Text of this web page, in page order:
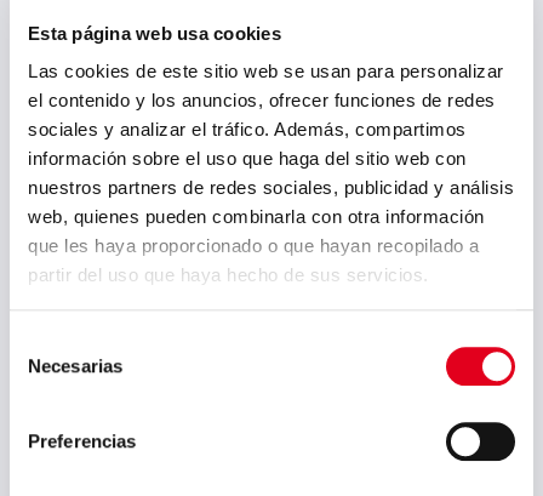
Esta página web usa cookies
Las cookies de este sitio web se usan para personalizar
el contenido y los anuncios, ofrecer funciones de redes
sociales y analizar el tráfico. Además, compartimos
información sobre el uso que haga del sitio web con
nuestros partners de redes sociales, publicidad y análisis
web, quienes pueden combinarla con otra información
que les haya proporcionado o que hayan recopilado a
partir del uso que haya hecho de sus servicios.
Necesarias
Preferencias
mayo 2026
marzo 2026
enero 2026
diciembre 2025
octubre 2025
septiembre 2025